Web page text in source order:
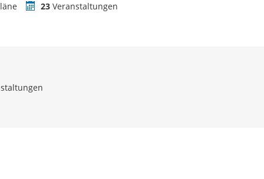
23 Veranstaltungen